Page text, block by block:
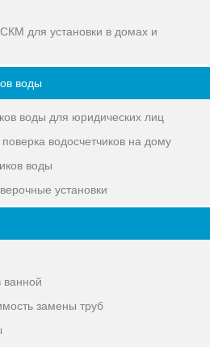
для установки в домах и
воды
воды для юридических лиц
водосчетчиков на дому
воды
установки
ванной
замены труб